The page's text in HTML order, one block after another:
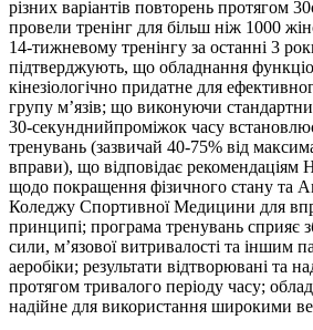
різних варіантів повторень протягом
провели тренінг для більш ніж 1000
14-тижневому тренінгу за останні 3
підтверджують, що обладнання
кінезіологічно придатне для
групу м’язів; що виконуючи
30-секунднийпроміжок часу
тренувань (зазвичай 40-75% від
вправи), що відповідає рекомендаціям
щодо покращення фізичного стану та
Коледжу Спортивної Медицини для
принципі; програма тренувань сприяє
сили, м’язової витривалості та іншим
аеробіки; результати відтворювані та
протягом тривалого періоду часу;
надійне для використання широкими